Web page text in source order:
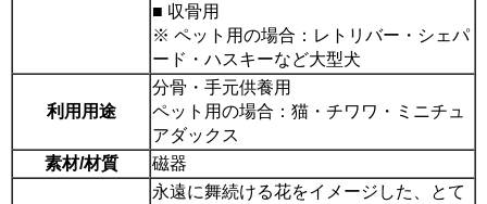
■ 収骨用
※ ペット用の場合：レトリバー・シェパ
ード・ハスキーなど大型犬
利用用途
分骨・手元供養用
ペット用の場合：猫・チワワ・ミニチュ
アダックス
素材/材質
磁器
永遠に舞続ける花をイメージした、とて